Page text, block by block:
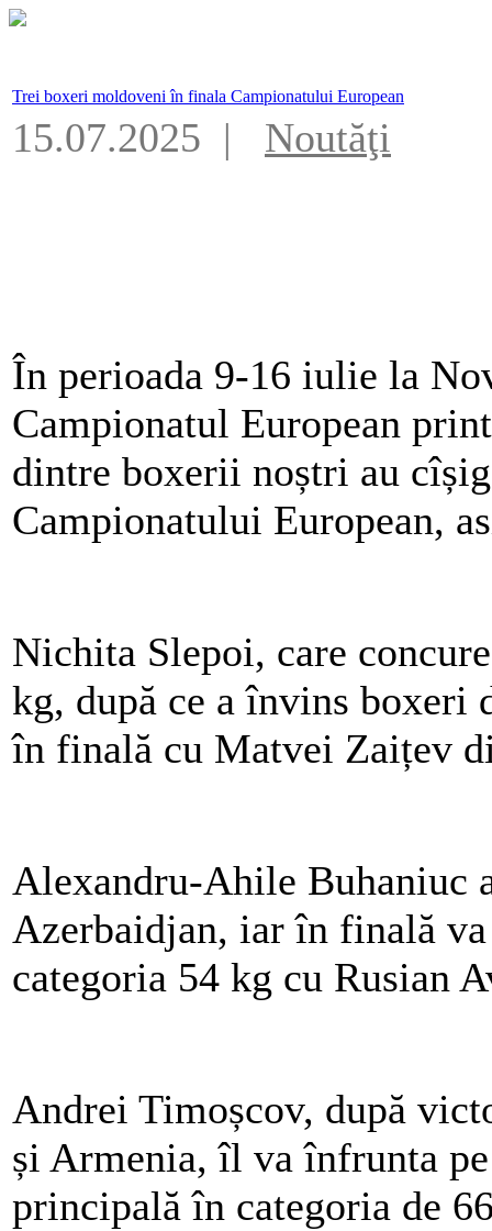
Trei boxeri moldoveni în finala Campionatului European
15.07.2025 | Noutăţi
În perioada 9-16 iulie la
Campionatul European
dintre boxerii noștri au
Campionatului European,
Nichita Slepoi, care
kg, după ce a învins boxeri
în finală cu Matvei Zaițev
Alexandru-Ahile Buhaniuc
Azerbaidjan, iar în finală
categoria 54 kg cu Rusian
Andrei Timoșcov, după
și Armenia, îl va înfrunta
principală în categoria de